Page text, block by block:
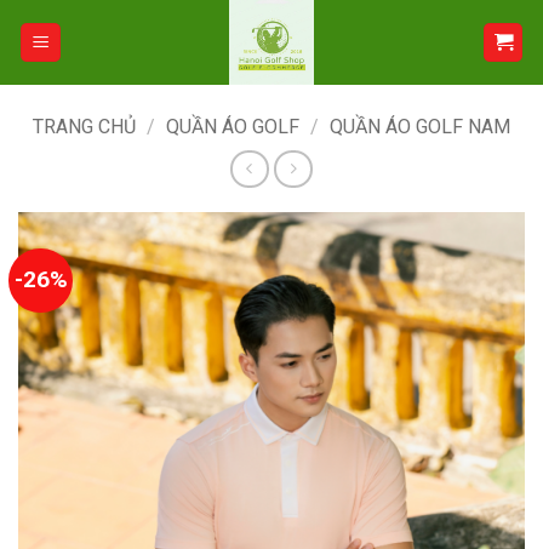
TRANG CHỦ / QUẦN ÁO GOLF / QUẦN ÁO GOLF NAM
-26%